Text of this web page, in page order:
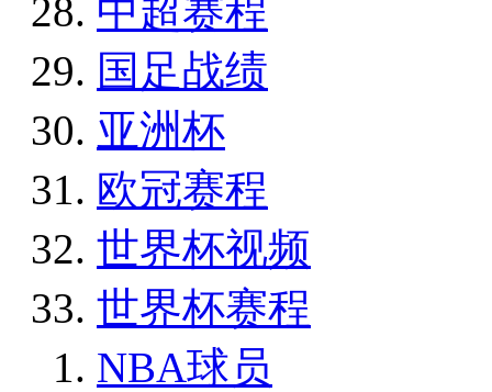
中超赛程
国足战绩
亚洲杯
欧冠赛程
世界杯视频
世界杯赛程
NBA球员